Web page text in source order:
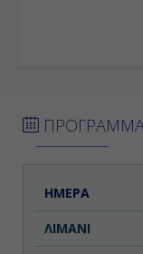
ΠΡΟΓΡΑΜΜΑ
ΗΜΕΡΑ